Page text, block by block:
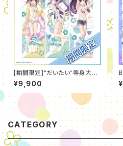
[期間限定]"だいたい"等身大タ
ペストリー[水着]（2026年8月
度）
¥9,900
CATEGORY